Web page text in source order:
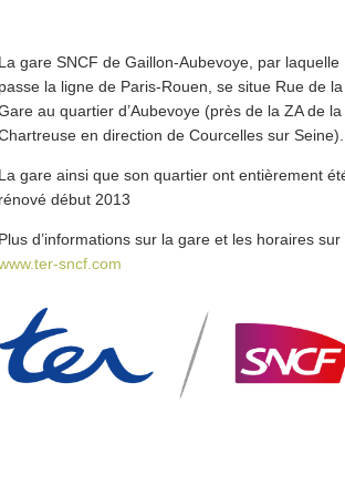
La gare SNCF de Gaillon-Aubevoye, par laquelle
passe la ligne de Paris-Rouen, se situe Rue de la
au quartier d’Aubevoye (près de la ZA de la
en direction de Courcelles sur Seine).
La gare ainsi que son quartier ont entièrement
rénové début 2013
Plus d’informations sur la gare et les horaires sur
sncf.com